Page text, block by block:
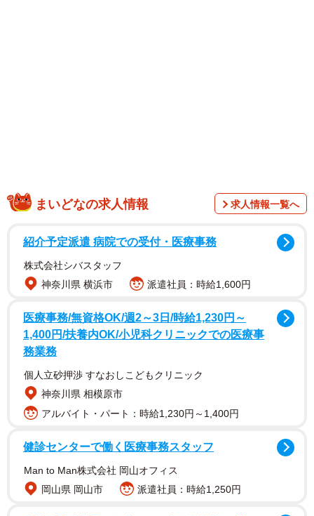
が、かなり疑わしい。Wikipediaの『いただきます』の項で
タルで調べてみて、挨拶としての最古例は、大正6年
（1917）刊行の『小学校に於ける作法教授法要綱及細目』
という、伊形精一という人の著作にあった。中に、『食事
きます」「ごちそうさま」』とある。やはり、今でもそう
であるように、学校教育が起源という蓋然性が高いのでは
ないか？」
という考察だ。
まいどなの求人情報 求人情報一覧へ
紹介予定派遣 病院での受付・医療事務
株式会社シバスタッフ
神奈川県 横浜市
派遣社員：時給1,600円
医療事務/無資格OK/週2～3日/時給1,230円～
1,400円/扶養内OK/小児科クリニックでの医療事
務業務
個人立砂押渉 すなおしこどもクリニック
神奈川県 相模原市
アルバイト・パート：時給1,230円～1,400円
健診センターで働く医療事務スタッフ
Man to Man株式会社 岡山オフィス
岡山県 岡山市
派遣社員：時給1,250円